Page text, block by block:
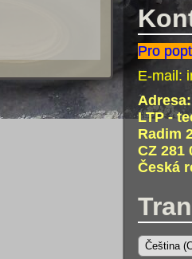
Pro
E-mail:
Adresa:
LTP -
Radim
CZ 281
Česká